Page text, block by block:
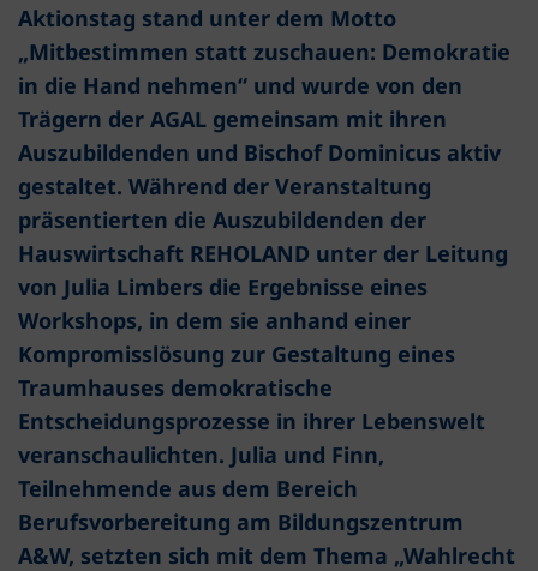
Aktionstag stand unter dem Motto
„Mitbestimmen statt zuschauen: Demokratie
in die Hand nehmen“ und wurde von den
Trägern der AGAL gemeinsam mit ihren
Auszubildenden und Bischof Dominicus aktiv
gestaltet. Während der Veranstaltung
präsentierten die Auszubildenden der
Hauswirtschaft REHOLAND unter der Leitung
von Julia Limbers die Ergebnisse eines
Workshops, in dem sie anhand einer
Kompromisslösung zur Gestaltung eines
Traumhauses demokratische
Entscheidungsprozesse in ihrer Lebenswelt
veranschaulichten. Julia und Finn,
Teilnehmende aus dem Bereich
Berufsvorbereitung am Bildungszentrum
A&W, setzten sich mit dem Thema „Wahlrecht